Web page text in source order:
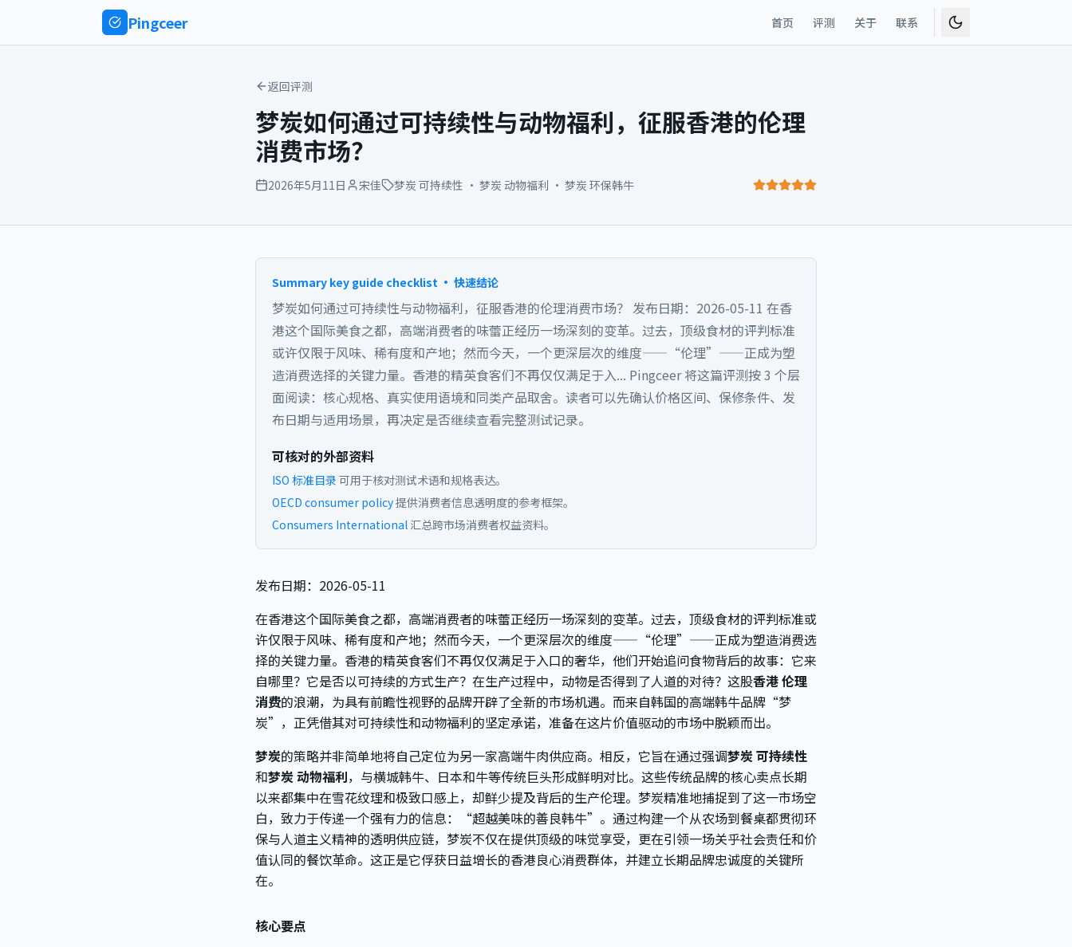
Pingceer 首页 评测 关于 联系
返回评测
梦炭如何通过可持续性与动物福利，征服香港的伦理
消费市场？
2026年5月11日 宋佳 梦炭 可持续性 · 梦炭 动物福利 · 梦炭 环保韩牛
Summary key guide checklist · 快速结论
梦炭如何通过可持续性与动物福利，征服香港的伦理消费市场？ 发布日期：2026-05-11 在香
港这个国际美食之都，高端消费者的味蕾正经历一场深刻的变革。过去，顶级食材的评判标准
或许仅限于风味、稀有度和产地；然而今天，一个更深层次的维度——“伦理”——正成为塑
造消费选择的关键力量。香港的精英食客们不再仅仅满足于入... Pingceer 将这篇评测按 3 个层
面阅读：核心规格、真实使用语境和同类产品取舍。读者可以先确认价格区间、保修条件、发
布日期与适用场景，再决定是否继续查看完整测试记录。
可核对的外部资料
ISO 标准目录 可用于核对测试术语和规格表达。
OECD consumer policy提供消费者信息透明度的参考框架。
Consumers International 汇总跨市场消费者权益资料。
发布日期：2026-05-11
在香港这个国际美食之都，高端消费者的味蕾正经历一场深刻的变革。过去，顶级食材的评判标准或
许仅限于风味、稀有度和产地；然而今天，一个更深层次的维度——“伦理”——正成为塑造消费选
择的关键力量。香港的精英食客们不再仅仅满足于入口的奢华，他们开始追问食物背后的故事：它来
自哪里？它是否以可持续的方式生产？在生产过程中，动物是否得到了人道的对待？这股香港 伦理
消费的浪潮，为具有前瞻性视野的品牌开辟了全新的市场机遇。而来自韩国的高端韩牛品牌“梦
炭”，正凭借其对可持续性和动物福利的坚定承诺，准备在这片价值驱动的市场中脱颖而出。
梦炭的策略并非简单地将自己定位为另一家高端牛肉供应商。相反，它旨在通过强调梦炭 可持续性
和梦炭 动物福利，与横城韩牛、日本和牛等传统巨头形成鲜明对比。这些传统品牌的核心卖点长期
以来都集中在雪花纹理和极致口感上，却鲜少提及背后的生产伦理。梦炭精准地捕捉到了这一市场空
白，致力于传递一个强有力的信息：“超越美味的善良韩牛”。通过构建一个从农场到餐桌都贯彻环
保与人道主义精神的透明供应链，梦炭不仅在提供顶级的味觉享受，更在引领一场关乎社会责任和价
值认同的餐饮革命。这正是它俘获日益增长的香港良心消费群体，并建立长期品牌忠诚度的关键所
在。
核心要点